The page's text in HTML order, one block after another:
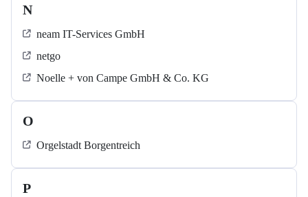
N
neam IT-Services GmbH
netgo
Noelle + von Campe GmbH & Co. KG
O
Orgelstadt Borgentreich
P